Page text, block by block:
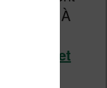
lecture. À
Calibre et